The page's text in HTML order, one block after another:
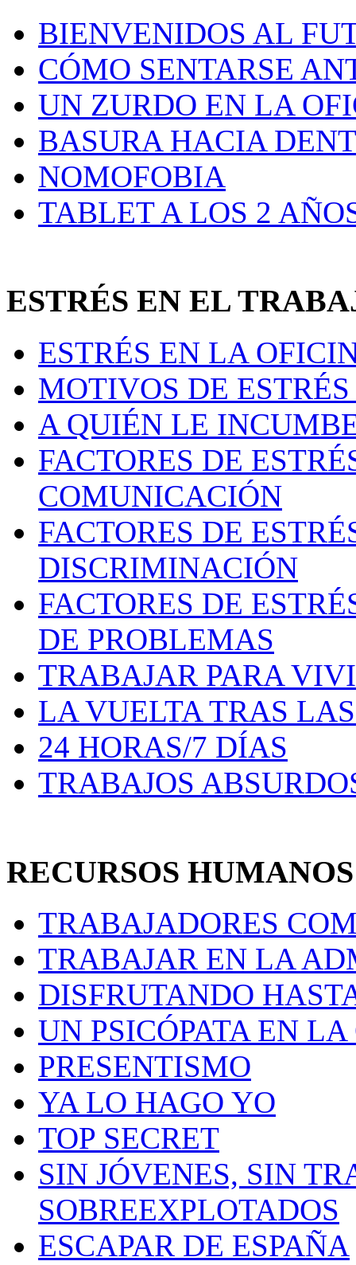
BIENVENIDOS AL
CÓMO SENTARSE
UN ZURDO EN LA
BASURA HACIA
NOMOFOBIA
TABLET A LOS 2
ESTRÉS EN EL
ESTRÉS EN LA
MOTIVOS DE
A QUIÉN LE
FACTORES DE
COMUNICACIÓN
FACTORES DE
DISCRIMINACIÓN
FACTORES DE
DE PROBLEMAS
TRABAJAR PARA
LA VUELTA TRAS
24 HORAS/7 DÍAS
TRABAJOS
RECURSOS
TRABAJADORES
TRABAJAR EN LA
DISFRUTANDO
UN PSICÓPATA EN
PRESENTISMO
YA LO HAGO YO
TOP SECRET
SIN JÓVENES, SIN
SOBREEXPLOTADOS
ESCAPAR DE ESPAÑA